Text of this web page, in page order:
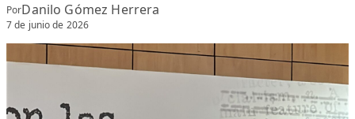
PorDanilo Gómez Herrera
7 de junio de 2026